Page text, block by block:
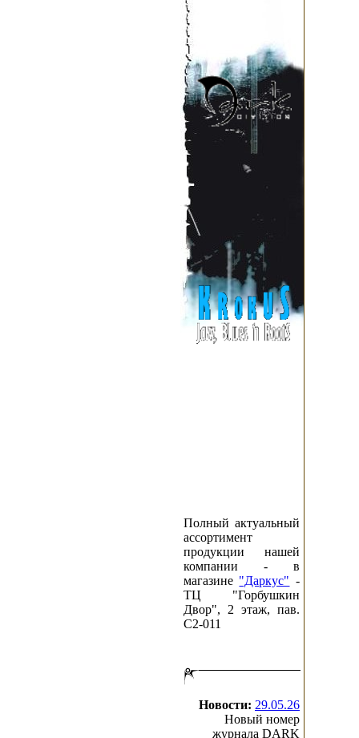
Полный актуальный
ассортимент
продукции нашей
компании - в
магазине "Даркус" -
ТЦ "Горбушкин
Двор", 2 этаж, пав.
C2-011
Новости: 29.05.26
Новый номер
журнала DARK